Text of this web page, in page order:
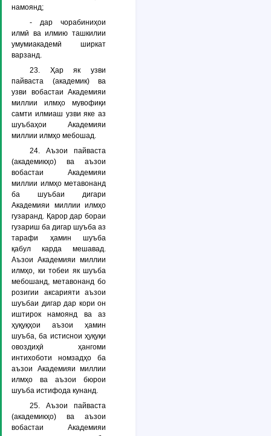
намоянд;
- дар чорабиниҳои
илмӣ ва илмию ташкилии
умумиакадемӣ ширкат
варзанд.
23. Ҳар як узви
пайваста (академик) ва
узви вобастаи Академияи
миллии илмҳо мувофиқи
самти илмиаш узви яке аз
шуъбаҳои Академияи
миллии илмҳо мебошад.
24. Аъзои пайваста
(академикҳо) ва аъзои
вобастаи Академияи
миллии илмҳо метавонанд
ба шуъбаи дигари
Академияи миллии илмҳо
гузаранд. Қарор дар бораи
гузариш ба дигар шуъба аз
тарафи ҳамин шуъба
қабул карда мешавад.
Аъзои Академияи миллии
илмҳо, ки тобеи як шуъба
мебошанд, метавонанд бо
розигии аксарияти аъзои
шуъбаи дигар дар кори он
иштирок намоянд ва аз
ҳуқуқҳои аъзои ҳамин
шуъба, ба истиснои ҳуқуқи
овоздиҳӣ ҳангоми
интихоботи номзадҳо ба
аъзои Академияи миллии
илмҳо ва аъзои бюрои
шуъба истифода кунанд.
25. Аъзои пайваста
(академикҳо) ва аъзои
вобастаи Академияи